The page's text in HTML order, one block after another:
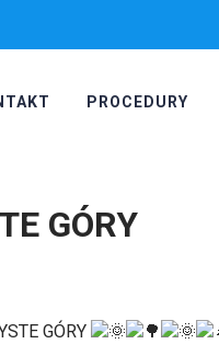
PROCEDURY
GÓRY
GÓRY